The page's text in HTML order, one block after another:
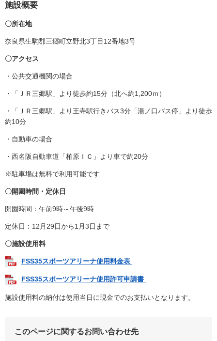
施設概要
〇所在地
奈良県生駒郡三郷町立野北3丁目12番地3号
〇アクセス
・公共交通機関の場合
・「ＪＲ三郷駅」より徒歩約15分（北へ約1,200ｍ）
・「ＪＲ三郷駅」より王寺駅行きバス3分「湯ノ口バス停」より徒歩
約10分
・自動車の場合
・西名阪自動車道「柏原ＩＣ」より車で約20分
※駐車場は無料で利用可能です
〇開園時間・定休日
開園時間：午前9時～午後9時
定休日：12月29日から1月3日まで
〇施設使用料
FSS35スポーツアリーナ使用料金表
FSS35スポーツアリーナ使用許可申請書
施設使用料の納付は使用当日に現金でのお支払いとなります。
このページに関するお問い合わせ先